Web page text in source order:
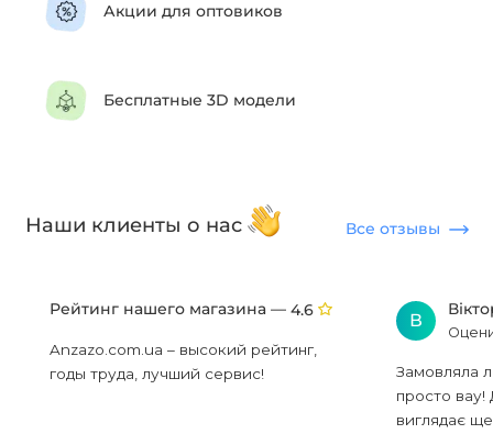
Акции для оптовиков
Бесплатные 3D модели
Наши клиенты о нас Все отзывы
Рейтинг нашего магазина — 4.6
Anzazo.com.ua – высокий рейтинг,
годы труда, лучший сервис!
В
Замовляла
просто вау!
виглядає